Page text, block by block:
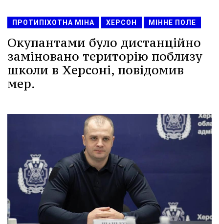
ПРОТИПІХОТНА МІНА ХЕРСОН МІННЕ ПОЛЕ
Окупантами було дистанційно
заміновано територію поблизу
школи в Херсоні, повідомив
мер.